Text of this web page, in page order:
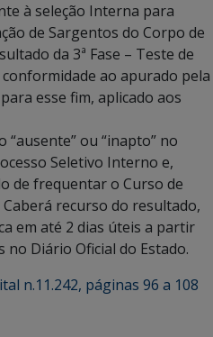
à seleção Interna para
de Sargentos do Corpo de
da 3ª Fase – Teste de
conformidade ao apurado pela
esse fim, aplicado aos
ou “inapto” no
Seletivo Interno e,
de frequentar o Curso de
recurso do resultado,
em até 2 dias úteis a partir
Diário Oficial do Estado.
n.11.242, páginas 96 a 108